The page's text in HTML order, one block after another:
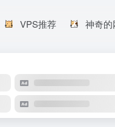
VPS推荐 神奇的